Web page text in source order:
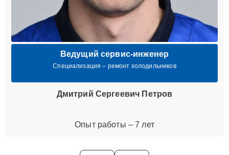
Ведущий сервис-инженер
Специализация – ремонт холодильников
Дмитрий Сергеевич Петров
Опыт работы – 7 лет